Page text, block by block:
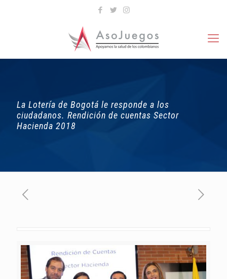
La Lotería de Bogotá le responde a los
ciudadanos. Rendición de cuentas Sector
Hacienda 2018